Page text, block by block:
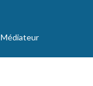
Médiateur